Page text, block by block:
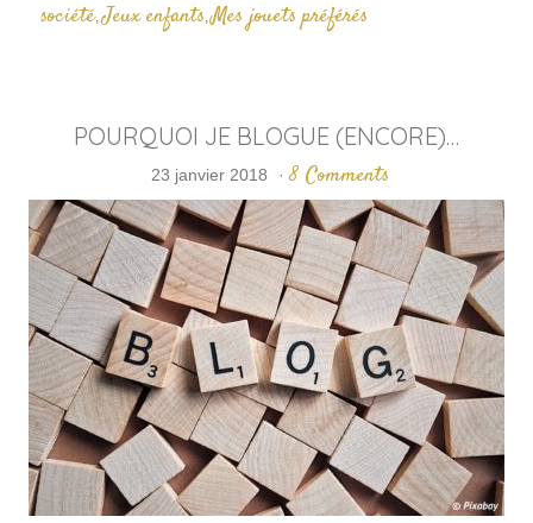
société,Jeux enfants,Mes jouets préférés
POURQUOI JE BLOGUE (ENCORE)…
23 janvier 2018 ·8 Comments